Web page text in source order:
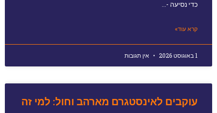
כדי נסיעה -…
קרא עוד»
1 באוגוסט 2026 אין תגובות
עוקבים לאינסטגרם מארהב וחול: למי זה